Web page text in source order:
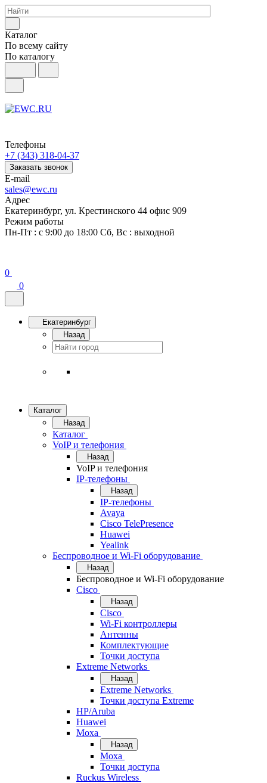
Каталог
По всему сайту
По каталогу
Телефоны
+7 (343) 318-04-37
Заказать звонок
E-mail
sales@ewc.ru
Адрес
Екатеринбург, ул. Крестинского 44 офис 909
Режим работы
Пн-Пт : с 9:00 до 18:00 Сб, Вс : выходной
0
0
Екатеринбург
Назад
Каталог
Назад
Каталог
VoIP и телефония
Назад
VoIP и телефония
IP-телефоны
Назад
IP-телефоны
Avaya
Cisco TelePresence
Huawei
Yealink
Беспроводное и Wi-Fi оборудование
Назад
Беспроводное и Wi-Fi оборудование
Cisco
Назад
Cisco
Wi-Fi контроллеры
Антенны
Комплектующие
Точки доступа
Extreme Networks
Назад
Extreme Networks
Точки доступа Extreme
HP/Aruba
Huawei
Moxa
Назад
Moxa
Точки доступа
Ruckus Wireless